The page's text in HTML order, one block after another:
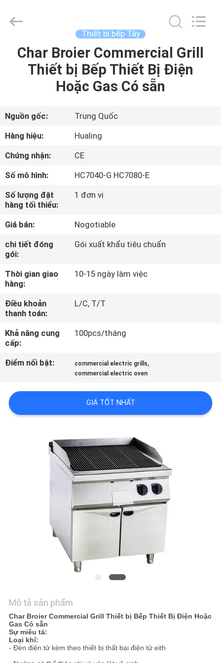
TRANG
SẢN
PHẨM
VỀ
CHÚNG
TÔI
THAM
QUAN
NHÀ
MÁY
KIỂM
SOÁT
LƯỢNG
VR
SƠ
Guangzhou
IMO
Thiết bị bếp Tây
Char Broier Commercial Grill
Thiết bị Bếp Thiết Bị Điện
Hoặc Gas Có sẵn
Nguồn gốc:
Trung Quốc
Hàng hiệu:
Hualing
Chứng nhận:
CE
Số mô hình:
HC7040-G HC7080-E
Số lượng đặt
hàng tối thiểu:
1 đơn vị
Giá bán:
Nogotiable
chi tiết đóng
gói:
Gói xuất khẩu tiêu chuẩn
Thời gian giao
hàng:
10-15 ngày làm việc
Điều khoản
thanh toán:
L/C, T/T
Khả năng cung
cấp:
100pcs/tháng
Điểm nổi bật: commercial electric grills,
commercial electric oven
GIÁ TỐT NHẤT
Mô tả sản phẩm
Char Broier Commercial Grill Thiết bị Bếp Thiết Bị Điện Hoặc
Gas Có sẵn
Sự miêu tả:
Loại khí:
- Đèn điện tử kèm theo thiết bị thất bại điện tử eith